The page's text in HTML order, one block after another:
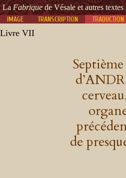
La Fabriquede Vésale et autres textes